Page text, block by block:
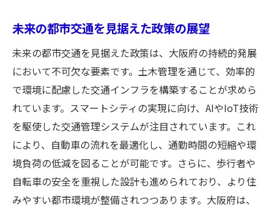
未来の都市交通を見据えた政策の展望
未来の都市交通を見据えた政策は、大阪府の持続的発展
において不可欠な要素です。土木管理を通じて、効率的
で環境に配慮した交通インフラを構築することが求めら
れています。スマートシティの実現に向け、AIやIoT技術
を駆使した交通管理システムが注目されています。これ
により、自動車の流れを最適化し、通勤時間の短縮や環
境負荷の低減を図ることが可能です。さらに、歩行者や
自転車の安全を重視した設計も進められており、より住
みやすい都市環境が整備されつつあります。大阪府は、